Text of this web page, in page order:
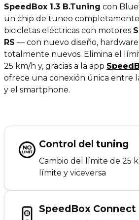
SpeedBox 1.3 B.Tuning con
un chip de tuneo
bicicletas eléctricas con motores
RS — con nuevo diseño,
totalmente nuevos. Elimina el
25 km/h y, gracias a la app
ofrece una conexión única entre
y el smartphone.
Control del tuning
Cambio del límite de 25
límite y viceversa
SpeedBox Connect